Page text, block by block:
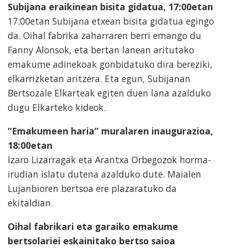
Subijana eraikinean bisita gidatua, 17:00etan
17:00etan Subijana etxean bisita gidatua egingo
da. Oihal fabrika zaharraren berri emango du
Fanny Alonsok, eta bertan lanean aritutako
emakume adinekoak gonbidatuko dira bereziki,
elkarrizketan aritzera. Eta egun, Subijanan
Bertsozale Elkarteak egiten duen lana azalduko
dugu Elkarteko kideok.
“Emakumeen haria” muralaren inaugurazioa,
18:00etan
Izaro Lizarragak eta Arantxa Orbegozok horma-
irudian islatu dutena azalduko dute. Maialen
Lujanbioren bertsoa ere plazaratuko da
ekitaldian.
Oihal fabrikari eta garaiko emakume
bertsolariei eskainitako bertso saioa